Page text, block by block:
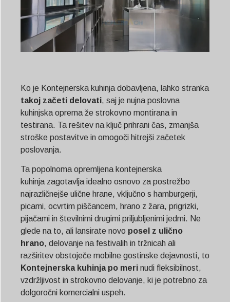
Ko je Kontejnerska kuhinja dobavljena, lahko stranka
takoj začeti delovati, saj je nujna poslovna
kuhinjska oprema že strokovno montirana in
testirana. Ta rešitev na ključ prihrani čas, zmanjša
stroške postavitve in omogoči hitrejši začetek
poslovanja.
Ta popolnoma opremljena kontejnerska
kuhinja zagotavlja idealno osnovo za postrežbo
najrazličnejše ulične hrane, vključno s hamburgerji,
picami, ocvrtim piščancem, hrano z žara, prigrizki,
pijačami in številnimi drugimi priljubljenimi jedmi. Ne
glede na to, ali lansirate novo posel z ulično
hrano, delovanje na festivalih in tržnicah ali
razširitev obstoječe mobilne gostinske dejavnosti, to
Kontejnerska kuhinja po meri nudi fleksibilnost,
vzdržljivost in strokovno delovanje, ki je potrebno za
dolgoročni komercialni uspeh.